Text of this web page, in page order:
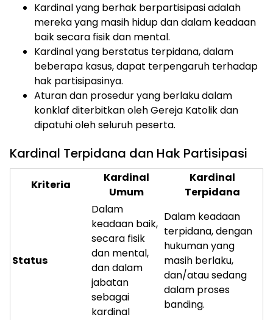
Kardinal yang berhak berpartisipasi adalah
mereka yang masih hidup dan dalam keadaan
baik secara fisik dan mental.
Kardinal yang berstatus terpidana, dalam
beberapa kasus, dapat terpengaruh terhadap
hak partisipasinya.
Aturan dan prosedur yang berlaku dalam
konklaf diterbitkan oleh Gereja Katolik dan
dipatuhi oleh seluruh peserta.
Kardinal Terpidana dan Hak Partisipasi
Kriteria
Kardinal
Umum
Kardinal
Terpidana
Status
Dalam
keadaan baik,
secara fisik
dan mental,
dan dalam
jabatan
sebagai
kardinal
Dalam keadaan
terpidana, dengan
hukuman yang
masih berlaku,
dan/atau sedang
dalam proses
banding.